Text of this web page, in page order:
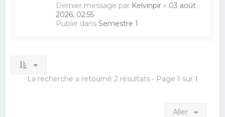
Dernier message par Kelvinpir « 03 août
2026, 02:55
Publié dansSemestre 1
La recherche a retourné 2 résultats • Page 1 sur 1
Aller